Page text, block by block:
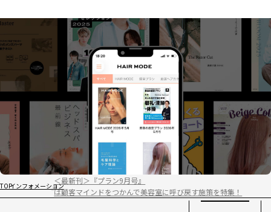
TOPインフォメーション
＜最新刊＞『プラン9月号』
は顧客マインドをつかんで美容室に呼び戻す施策を特集！